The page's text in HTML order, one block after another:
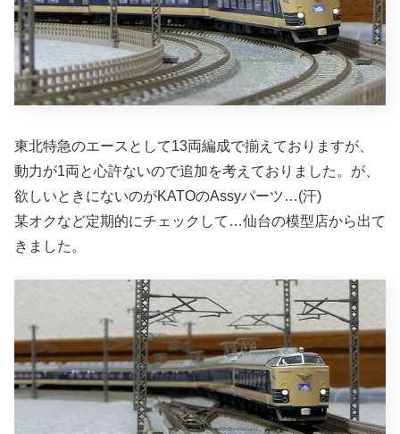
東北特急のエースとして13両編成で揃えておりますが、
動力が1両と心許ないので追加を考えておりました。が、
欲しいときにないのがKATOのAssyパーツ…(汗)
某オクなど定期的にチェックして…仙台の模型店から出て
きました。